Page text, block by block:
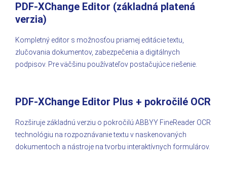
PDF-XChange Editor (základná platená
verzia)
Kompletný editor s možnosťou priamej editácie textu,
zlučovania dokumentov, zabezpečenia a digitálnych
podpisov. Pre väčšinu používateľov postačujúce riešenie.
PDF-XChange Editor Plus + pokročilé OCR
Rozširuje základnú verziu o pokročilú ABBYY FineReader OCR
technológiu na rozpoznávanie textu v naskenovaných
dokumentoch a nástroje na tvorbu interaktívnych formulárov.